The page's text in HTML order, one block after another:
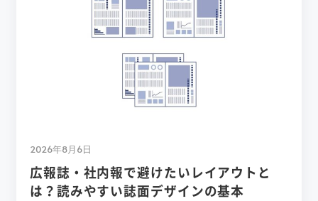
2026年8月6日
広報誌・社内報で避けたいレイアウトと
は？読みやすい誌面デザインの基本